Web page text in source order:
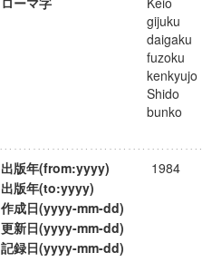
gijuku
daigaku
fuzoku
kenkyujo
Shido
bunko
出版年(from:yyyy)
1984
出版年(to:yyyy)
作成日(yyyy-mm-dd)
更新日(yyyy-mm-dd)
記録日(yyyy-mm-dd)